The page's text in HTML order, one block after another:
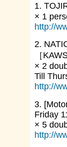
1.
× 1
http://
2.
［
× 2
Till
http://
3.
Friday
× 5
http://